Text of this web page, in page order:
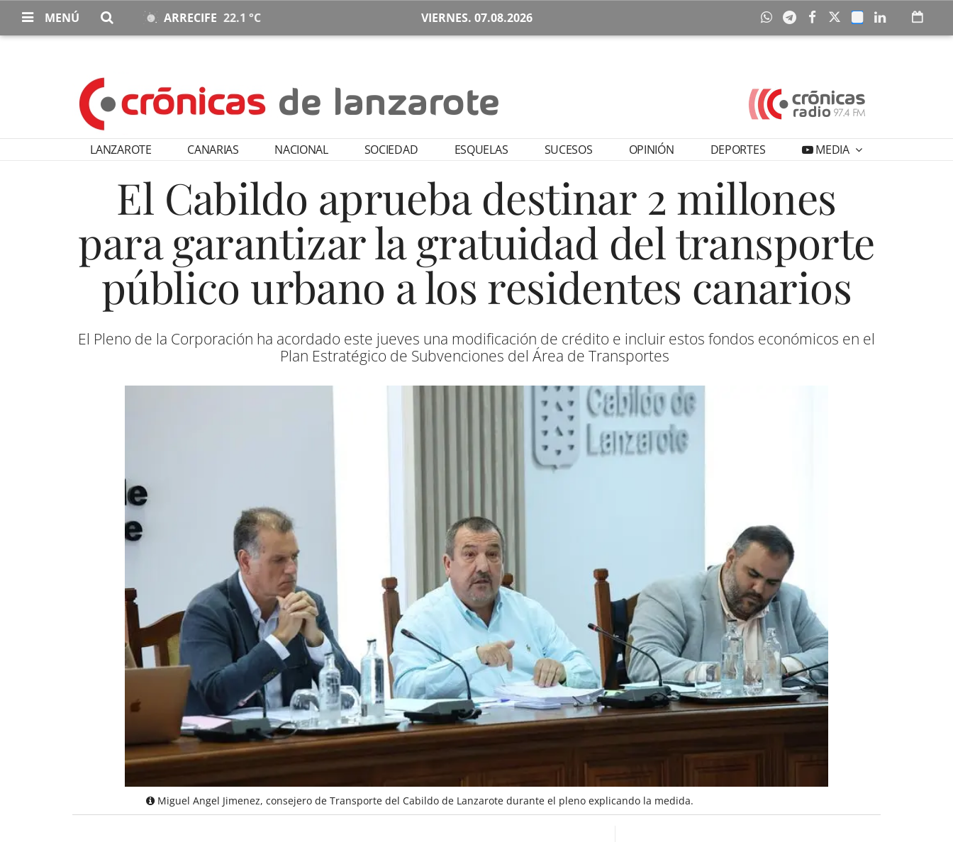
MENÚ ARRECIFE 22.1 °C VIERNES. 07.08.2026
LANZAROTE CANARIAS NACIONAL SOCIEDAD ESQUELAS SUCESOS OPINIÓN DEPORTES MEDIA
El Cabildo aprueba destinar 2 millones
para garantizar la gratuidad del transporte
público urbano a los residentes canarios
El Pleno de la Corporación ha acordado este jueves una modificación de crédito e incluir estos fondos económicos en el
Plan Estratégico de Subvenciones del Área de Transportes
Miguel Angel Jimenez, consejero de Transporte del Cabildo de Lanzarote durante el pleno explicando la medida.